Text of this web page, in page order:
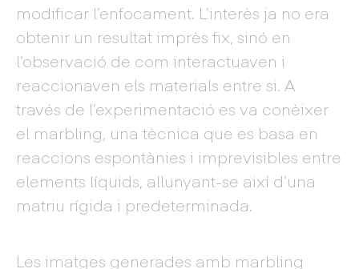
modificar l’enfocament. L’interès ja no era
obtenir un resultat imprès fix, sinó en
l’observació de com interactuaven i
reaccionaven els materials entre si. A
través de l’experimentació es va conèixer
el marbling, una tècnica que es basa en
reaccions espontànies i imprevisibles entre
elements líquids, allunyant-se així d’una
matriu rígida i predeterminada.
Les imatges generades amb marbling